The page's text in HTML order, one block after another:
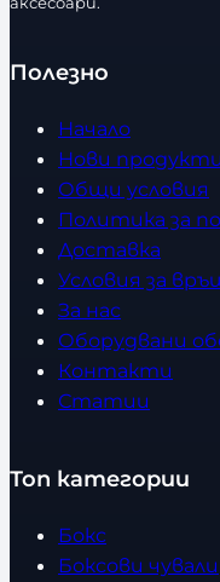
Полезно
Начало
Нови продукти
Общи условия
Политика за
Доставка
Условия за
За нас
Оборудвани
Контакти
Статии
Топ категории
Бокс
Боксови чували